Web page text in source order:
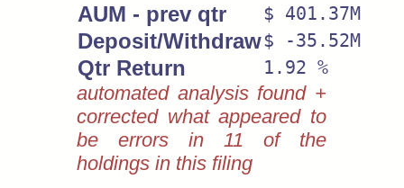
AUM - prev qtr $ 401.37M
Deposit/Withdraw$ -35.52M
Qtr Return 1.92 %
automated analysis found +
corrected what appeared to
be errors in 11 of the
holdings in this filing